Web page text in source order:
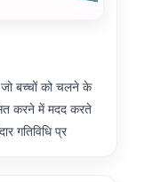
बच्चों को चलने के
करने में मदद करते
गतिविधि प्र